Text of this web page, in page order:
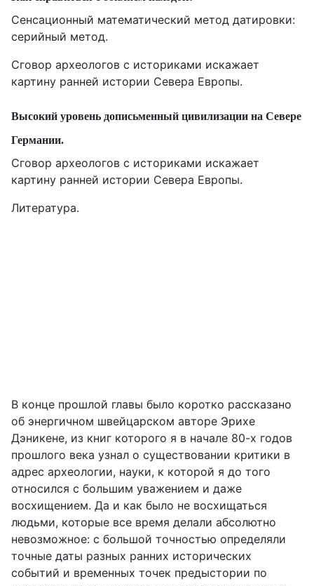
Сенсационный математический метод датировки:
серийный метод.
Сговор археологов с историками искажает
картину ранней истории Севера Европы.
Высокий уровень дописьменный цивилизации на Севере
Германии.
Сговор археологов с историками искажает
картину ранней истории Севера Европы.
Литература.
В конце прошлой главы было коротко рассказано
об энергичном швейцарском авторе Эрихе
Дэникене, из книг которого я в начале 80-х годов
прошлого века узнал о существовании критики в
адрес археологии, науки, к которой я до того
относился с большим уважением и даже
восхищением. Да и как было не восхищаться
людьми, которые все время делали абсолютно
невозможное: с большой точностью определяли
точные даты разных ранних исторических
событий и временных точек предыстории по